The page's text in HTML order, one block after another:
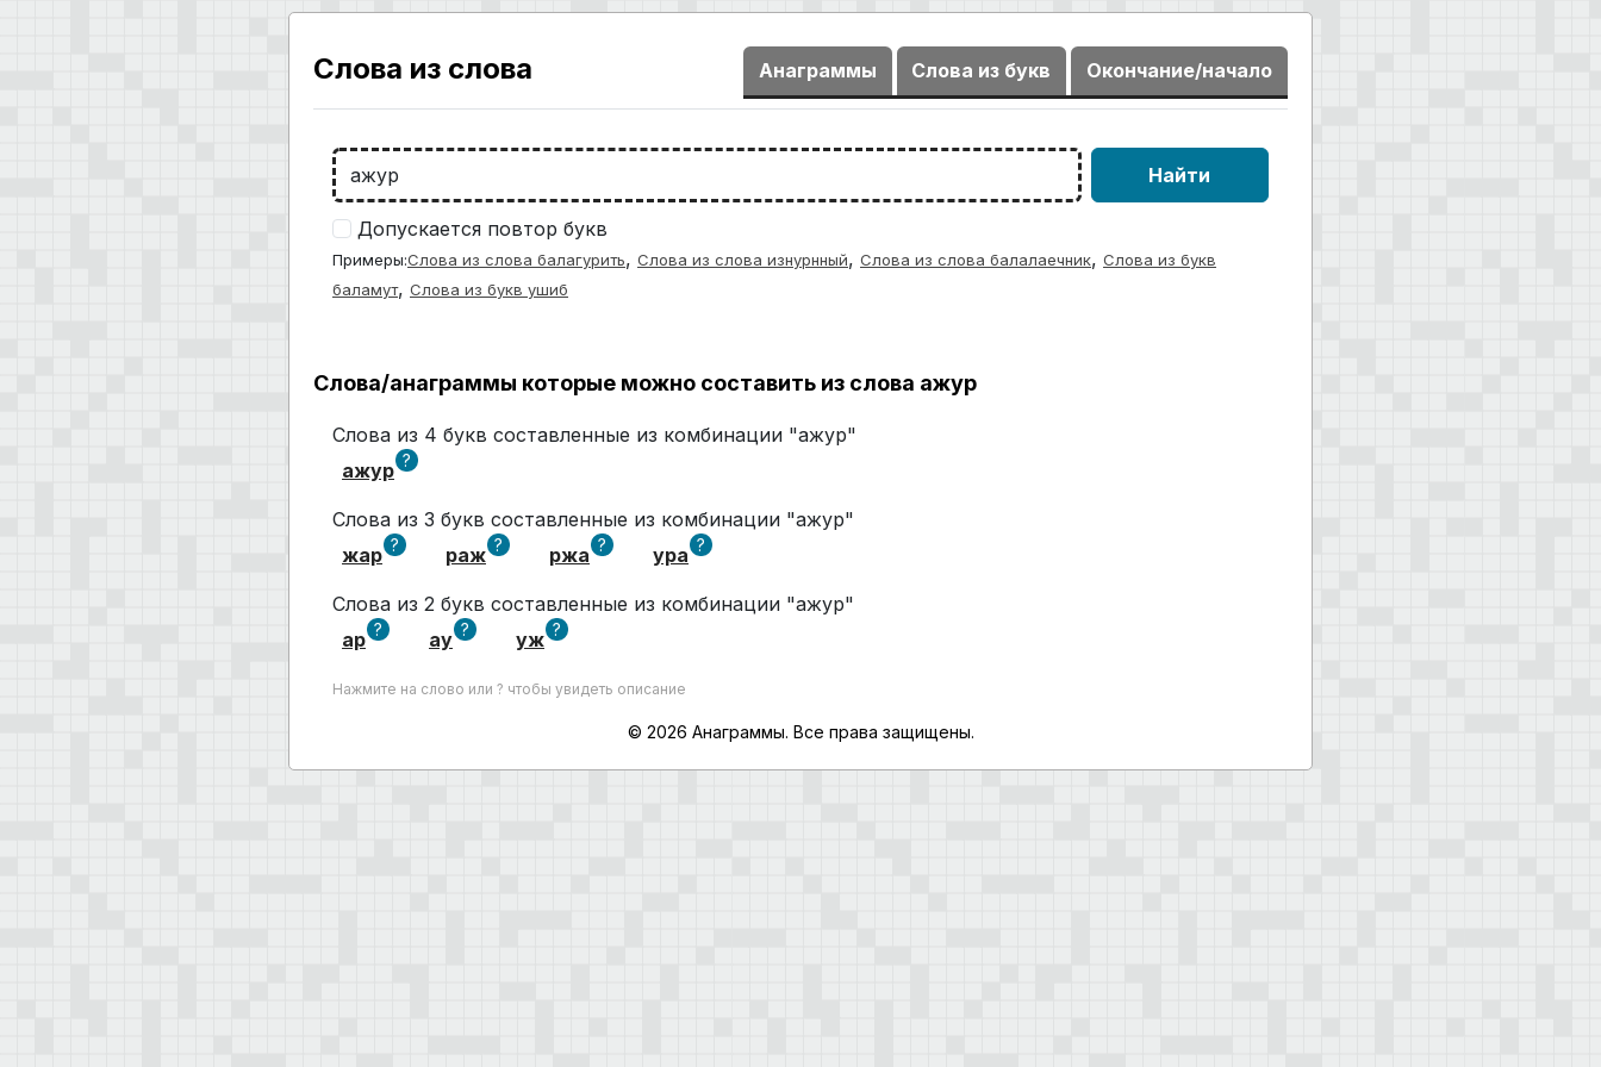
Слова из слова Анаграммы Слова из букв Окончание/начало
Найти
Допускается повтор букв
Примеры:Слова из слова балагурить, Слова из слова изнурнный, Слова из слова балалаечник, Слова из букв
баламут, Слова из букв ушиб
Слова/анаграммы которые можно составить из слова ажур
Слова из 4 букв составленные из комбинации "ажур"
ажур ?
Слова из 3 букв составленные из комбинации "ажур"
жар ? раж ? ржа ? ура ?
Слова из 2 букв составленные из комбинации "ажур"
ар ? ау ? уж ?
Нажмите на слово или ? чтобы увидеть описание
© 2026 Анаграммы. Все права защищены.